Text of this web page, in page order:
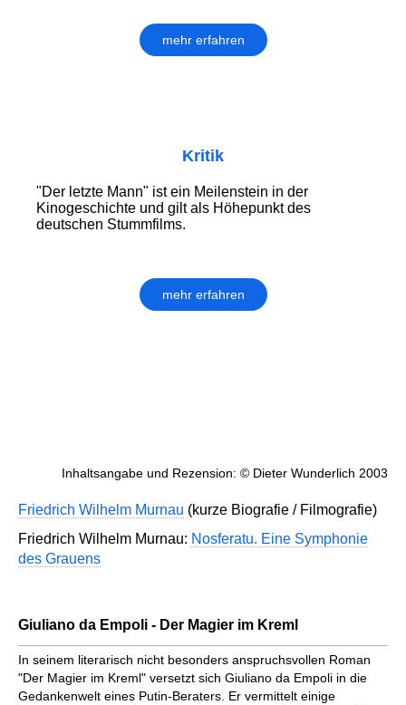
mehr erfahren
Kritik
"Der letzte Mann" ist ein Meilenstein in der
Kinogeschichte und gilt als Höhepunkt des
deutschen Stummfilms.
mehr erfahren
Inhaltsangabe und Rezension: © Dieter Wunderlich 2003
Friedrich Wilhelm Murnau (kurze Biografie / Filmografie)
Friedrich Wilhelm Murnau: Nosferatu. Eine Symphonie
des Grauens
Giuliano da Empoli - Der Magier im Kreml
In seinem literarisch nicht besonders anspruchsvollen Roman
"Der Magier im Kreml" versetzt sich Giuliano da Empoli in die
Gedankenwelt eines Putin-Beraters. Er vermittelt einige